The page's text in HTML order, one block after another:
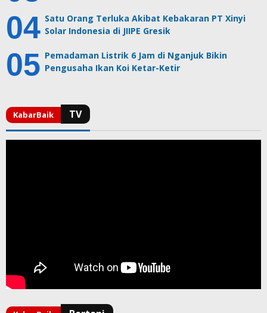
Satu Orang Terluka Akibat Kebakaran PT Xinyi
Solar Indonesia di JIIPE Gresik
Pemadaman Listrik 6 Jam di Nganjuk Bikin
Pengusaha Ikan Koi Ketar-Ketir